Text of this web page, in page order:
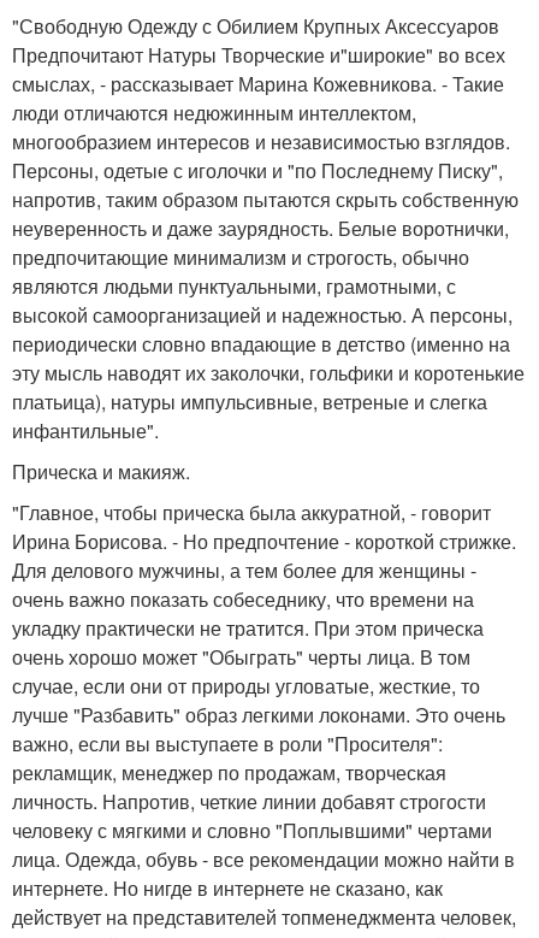
"Свободную Одежду с Обилием Крупных Аксессуаров
Предпочитают Натуры Творческие и"широкие" во всех
смыслах, - рассказывает Марина Кожевникова. - Такие
люди отличаются недюжинным интеллектом,
многообразием интересов и независимостью взглядов.
Персоны, одетые с иголочки и "по Последнему Писку",
напротив, таким образом пытаются скрыть собственную
неуверенность и даже заурядность. Белые воротнички,
предпочитающие минимализм и строгость, обычно
являются людьми пунктуальными, грамотными, с
высокой самоорганизацией и надежностью. А персоны,
периодически словно впадающие в детство (именно на
эту мысль наводят их заколочки, гольфики и коротенькие
платьица), натуры импульсивные, ветреные и слегка
инфантильные".
Прическа и макияж.
"Главное, чтобы прическа была аккуратной, - говорит
Ирина Борисова. - Но предпочтение - короткой стрижке.
Для делового мужчины, а тем более для женщины -
очень важно показать собеседнику, что времени на
укладку практически не тратится. При этом прическа
очень хорошо может "Обыграть" черты лица. В том
случае, если они от природы угловатые, жесткие, то
лучше "Разбавить" образ легкими локонами. Это очень
важно, если вы выступаете в роли "Просителя":
рекламщик, менеджер по продажам, творческая
личность. Напротив, четкие линии добавят строгости
человеку с мягкими и словно "Поплывшими" чертами
лица. Одежда, обувь - все рекомендации можно найти в
интернете. Но нигде в интернете не сказано, как
действует на представителей топменеджмента человек,